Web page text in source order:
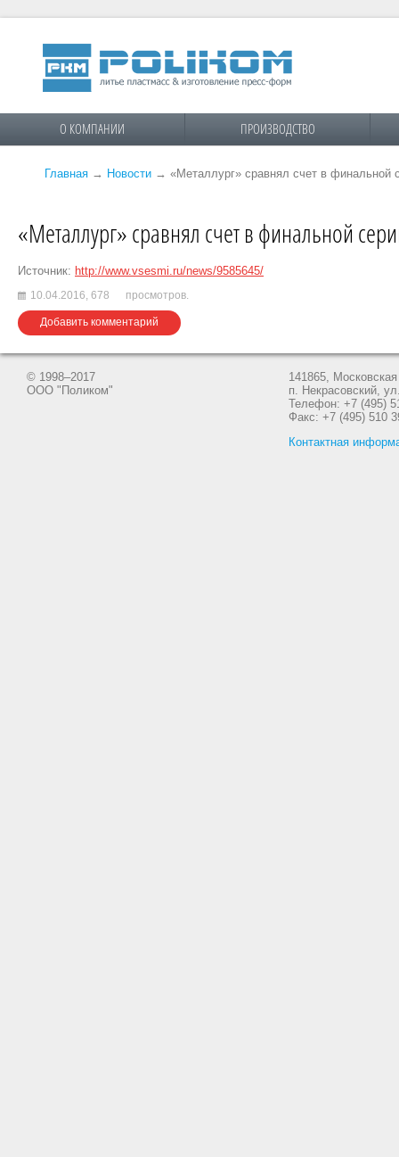
О КОМПАНИИ ПРОИЗВОДСТВО
Главная → Новости → «Металлург» сравнял счет в финальной
«Металлург» сравнял счет в финальной
Источник: http://www.vsesmi.ru/news/9585645/
10.04.2016, 678 просмотров.
Добавить комментарий
© 1998–2017
ООО "Поликом"
141865,
п. Некрасовский,
Телефон: +7 (495)
Факс: +7 (495) 510
Контактная